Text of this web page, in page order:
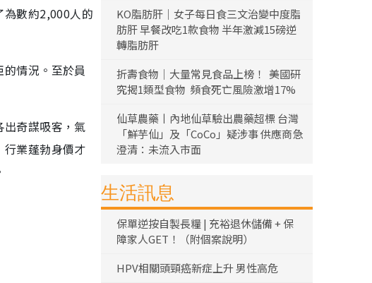
為數約2,000人的
情況。至於員
奇謀吸客，氣
業蓬勃身價才
KO脂肪肝｜女子每日食三文治變中度脂
肪肝 早餐改吃1款食物 半年激減15磅逆
轉脂肪肝
折壽食物｜大量常見食品上榜！ 美國研
究揭1類型食物 頻食死亡風險激增17%
仙草農藥丨內地仙草驗出農藥超標 台灣
「鮮芋仙」及「CoCo」疑涉事 供應商急
澄清：未流入市面
生活訊息
保單逆按自製長糧 | 充裕退休儲備 + 保
障家人GET！（附個案說明）
HPV相關頭頸癌新症上升 男性高危